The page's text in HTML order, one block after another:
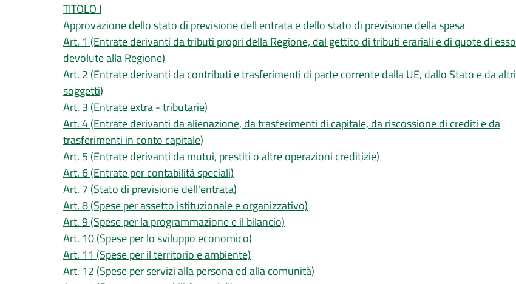
TITOLO I
Approvazione dello stato di previsione dell entrata e dello stato di previsione della spesa
Art. 1 (Entrate derivanti da tributi propri della Regione, dal gettito di tributi erariali e di quote di esso
devolute alla Regione)
Art. 2 (Entrate derivanti da contributi e trasferimenti di parte corrente dalla UE, dallo Stato e da altri
soggetti)
Art. 3 (Entrate extra - tributarie)
Art. 4 (Entrate derivanti da alienazione, da trasferimenti di capitale, da riscossione di crediti e da
trasferimenti in conto capitale)
Art. 5 (Entrate derivanti da mutui, prestiti o altre operazioni creditizie)
Art. 6 (Entrate per contabilità speciali)
Art. 7 (Stato di previsione dell'entrata)
Art. 8 (Spese per assetto istituzionale e organizzativo)
Art. 9 (Spese per la programmazione e il bilancio)
Art. 10 (Spese per lo sviluppo economico)
Art. 11 (Spese per il territorio e ambiente)
Art. 12 (Spese per servizi alla persona ed alla comunità)